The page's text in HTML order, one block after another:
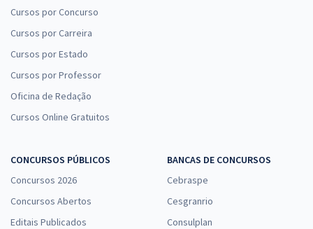
Cursos por Concurso
Cursos por Carreira
Cursos por Estado
Cursos por Professor
Oficina de Redação
Cursos Online Gratuitos
CONCURSOS PÚBLICOS
Concursos 2026
Concursos Abertos
Editais Publicados
BANCAS DE CONCURSOS
Cebraspe
Cesgranrio
Consulplan